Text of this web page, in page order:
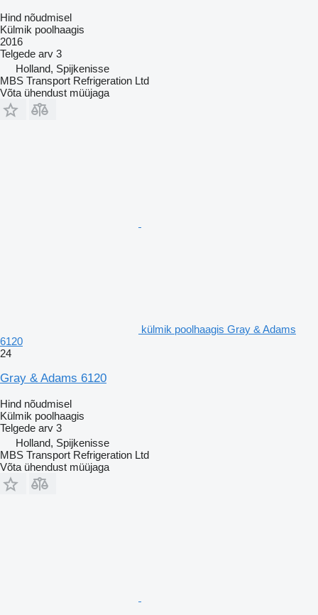
Hind nõudmisel
Külmik poolhaagis
2016
Telgede arv 3
Holland, Spijkenisse
MBS Transport Refrigeration Ltd
Võta ühendust müüjaga
külmik poolhaagis Gray & Adams
6120
24
Gray & Adams 6120
Hind nõudmisel
Külmik poolhaagis
Telgede arv 3
Holland, Spijkenisse
MBS Transport Refrigeration Ltd
Võta ühendust müüjaga